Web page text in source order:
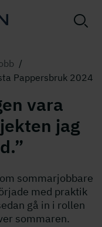
/
Pappersbruk 2024
vara
jag
sommarjobbare
med praktik
gå in i rollen
sommaren.